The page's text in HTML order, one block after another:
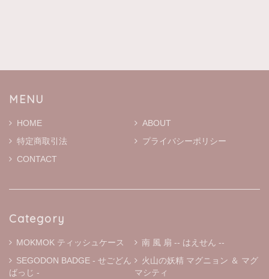
本日届きました 丁寧なメッセージカードが添えてあり と
はとても可愛らしいです 大切に使います
二宮こずえさんがYouTubeでファンの方からいただいたと
に可愛い♬ お友達にもプレゼントしたいです。 大切に使
います。
MENU
HOME
ABOUT
特定商取引法
プライバシーポリシー
CONTACT
Category
MOKMOK ティッシュケース
南 風 扇 -- はえせん --
SEGODON BADGE - せごどん
ばっじ -
火山の妖精 マグニョン ＆ マグ
マシティ